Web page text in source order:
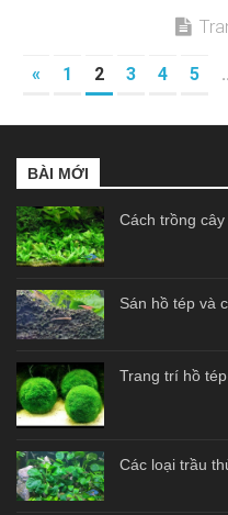
« 1 2 3 4 5
BÀI MỚI
Cách trồng
Sán hồ tép và
Trang trí hồ
Các loại trầu